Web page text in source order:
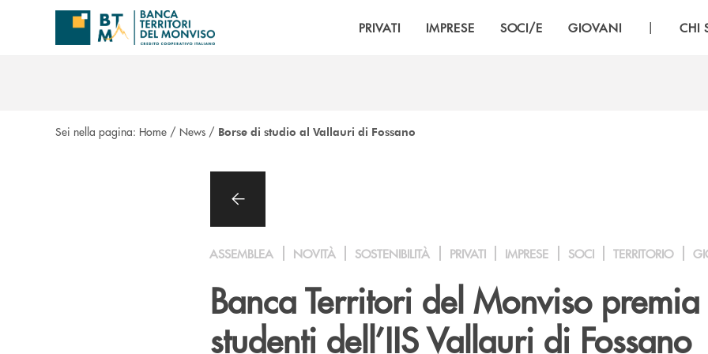
Salta al contenuto principale
PRIVATI IMPRESE SOCI/E GIOVANI | CHI
Sei nella pagina: Home / News / Borse di studio al Vallauri di Fossano
ASSEMBLEA NOVITÀ SOSTENIBILITÀ PRIVATI IMPRESE SOCI TERRITORIO
Banca Territori del Monviso
studenti dell’IIS Vallauri di Fossano